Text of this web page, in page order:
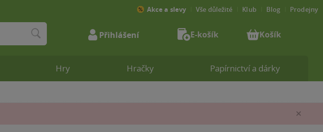
Hry Hračky Papírnictví a dárky
Akce a slevy Vše důležité Klub Blog Prodejny
Přihlášení E-košík Košík